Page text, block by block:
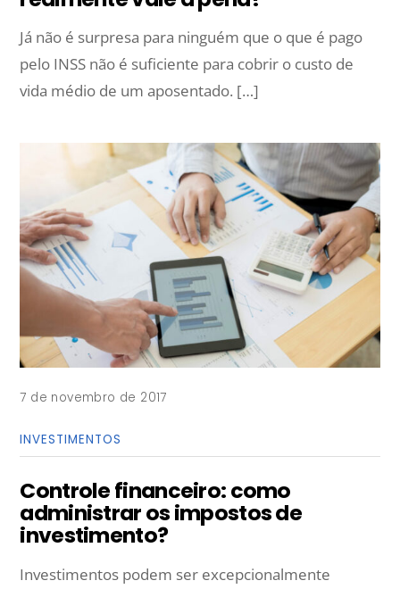
Já não é surpresa para ninguém que o que é pago
pelo INSS não é suficiente para cobrir o custo de
vida médio de um aposentado. […]
7 de novembro de 2017
INVESTIMENTOS
Controle financeiro: como
administrar os impostos de
investimento?
Investimentos podem ser excepcionalmente